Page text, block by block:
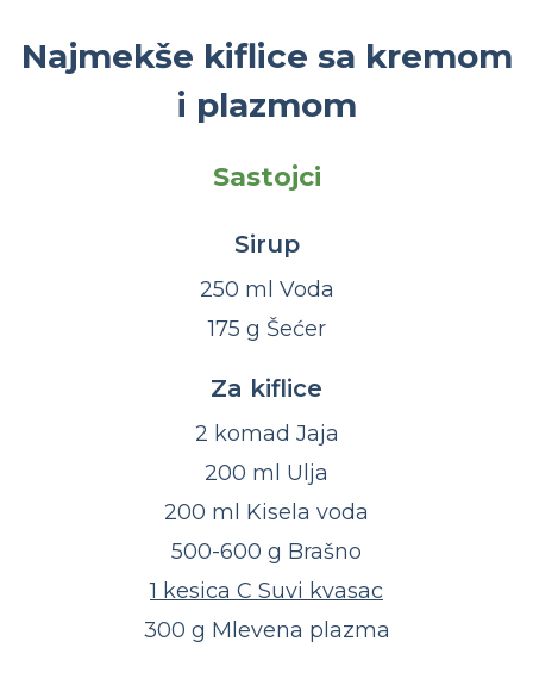
Najmekše kiflice sa kremom
i plazmom
Sastojci
Sirup
250 ml Voda
175 g Šećer
Za kiflice
2 komad Jaja
200 ml Ulja
200 ml Kisela voda
500-600 g Brašno
1 kesica C Suvi kvasac
300 g Mlevena plazma